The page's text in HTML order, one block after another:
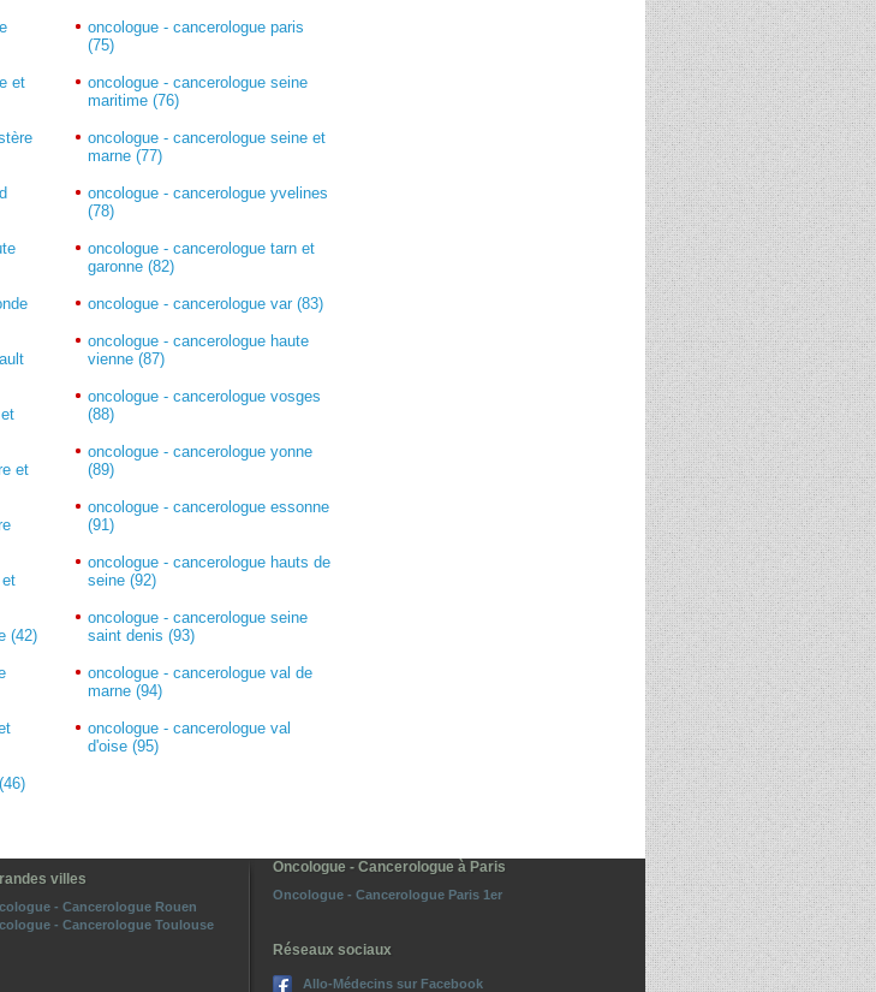
et
et
(42)
oncologue - cancerologue paris
(75)
oncologue - cancerologue seine
maritime (76)
oncologue - cancerologue seine et
marne (77)
oncologue - cancerologue yvelines
(78)
oncologue - cancerologue tarn et
garonne (82)
oncologue - cancerologue var (83)
oncologue - cancerologue haute
vienne (87)
oncologue - cancerologue vosges
(88)
oncologue - cancerologue yonne
(89)
oncologue - cancerologue essonne
(91)
oncologue - cancerologue hauts de
seine (92)
oncologue - cancerologue seine
saint denis (93)
oncologue - cancerologue val de
marne (94)
oncologue - cancerologue val
d'oise (95)
villes
- Cancerologue Rouen
- Cancerologue Toulouse
Oncologue - Cancerologue à Paris
Oncologue - Cancerologue Paris 1er
Réseaux sociaux
Allo-Médecins sur Facebook